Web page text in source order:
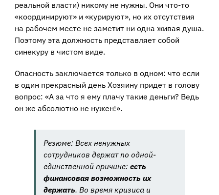
реальной власти) никому не нужны. Они что-то
«координируют» и «курируют», но их отсутствия
на рабочем месте не заметит ни одна живая душа.
Поэтому эта должность представляет собой
синекуру в чистом виде.
Опасность заключается только в одном: что если
в один прекрасный день Хозяину придет в голову
вопрос: «А за что я ему плачу такие деньги? Ведь
он же абсолютно не нужен!».
Резюме: Всех ненужных
сотрудников держат по одной-
единственной причине: есть
финансовая возможность их
держать. Во время кризиса и